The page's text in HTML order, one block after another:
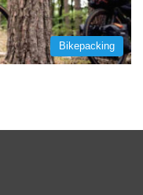
Bikepacking